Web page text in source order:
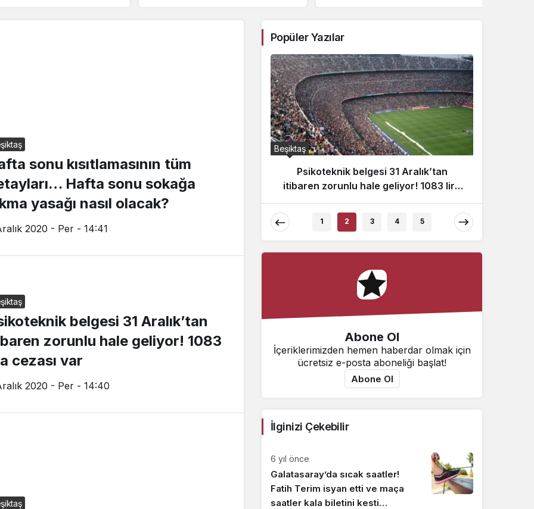
sonu kısıtlamasının tüm
Hafta sonu sokağa
yasağı nasıl olacak?
2020 - Per - 14:41
belgesi 31 Aralık’tan
zorunlu hale geliyor! 1083
cezası var
2020 - Per - 14:40
Popüler Yazılar
Hafta sonu kısıtlamasının tüm
detayları… Hafta sonu sokağa çıkma
yasağı nasıl olacak?
Beşiktaş
Psikoteknik belgesi 31 Aralık’tan
itibaren zorunlu hale geliyor! 1083 lira
cezası var
1 2 3 4 5
Abone Ol
İçeriklerimizden hemen haberdar olmak için
ücretsiz e-posta aboneliği başlat!
Abone Ol
İlginizi Çekebilir
6 yıl önce
Galatasaray’da sıcak saatler!
Fatih Terim isyan etti ve maça
saatler kala biletini kesti…